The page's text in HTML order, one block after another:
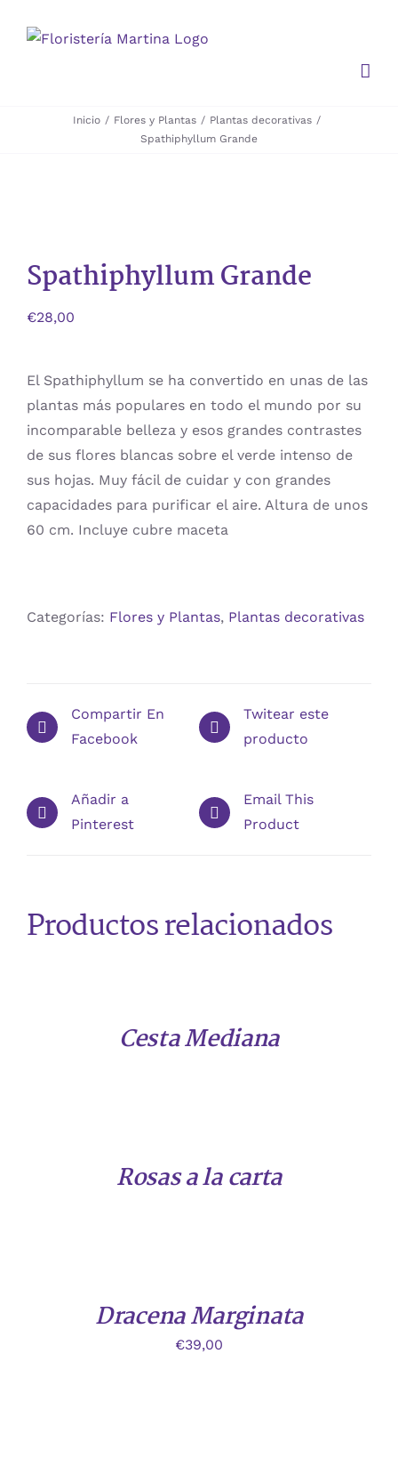
Inicio Flores y Plantas
Plantas decorativas
Spathiphyllum Grande
Spathiphyllum Grande
€28,00
El Spathiphyllum se ha convertido en unas de las
plantas más populares en todo el mundo por su
incomparable belleza y esos grandes contrastes
de sus flores blancas sobre el verde intenso de
sus hojas. Muy fácil de cuidar y con grandes
capacidades para purificar el aire. Altura de unos
60 cm. Incluye cubre maceta
Categorías: Flores y Plantas, Plantas decorativas
Compartir En
Facebook
Twitear este
producto
Añadir a
Pinterest
Email This
Product
Productos relacionados
Cesta Mediana
Rosas a la carta
Dracena Marginata
€39,00